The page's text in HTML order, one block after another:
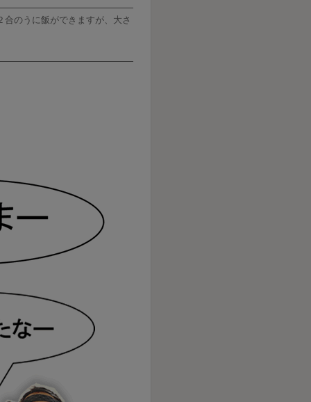
のうに飯ができますが、大さ